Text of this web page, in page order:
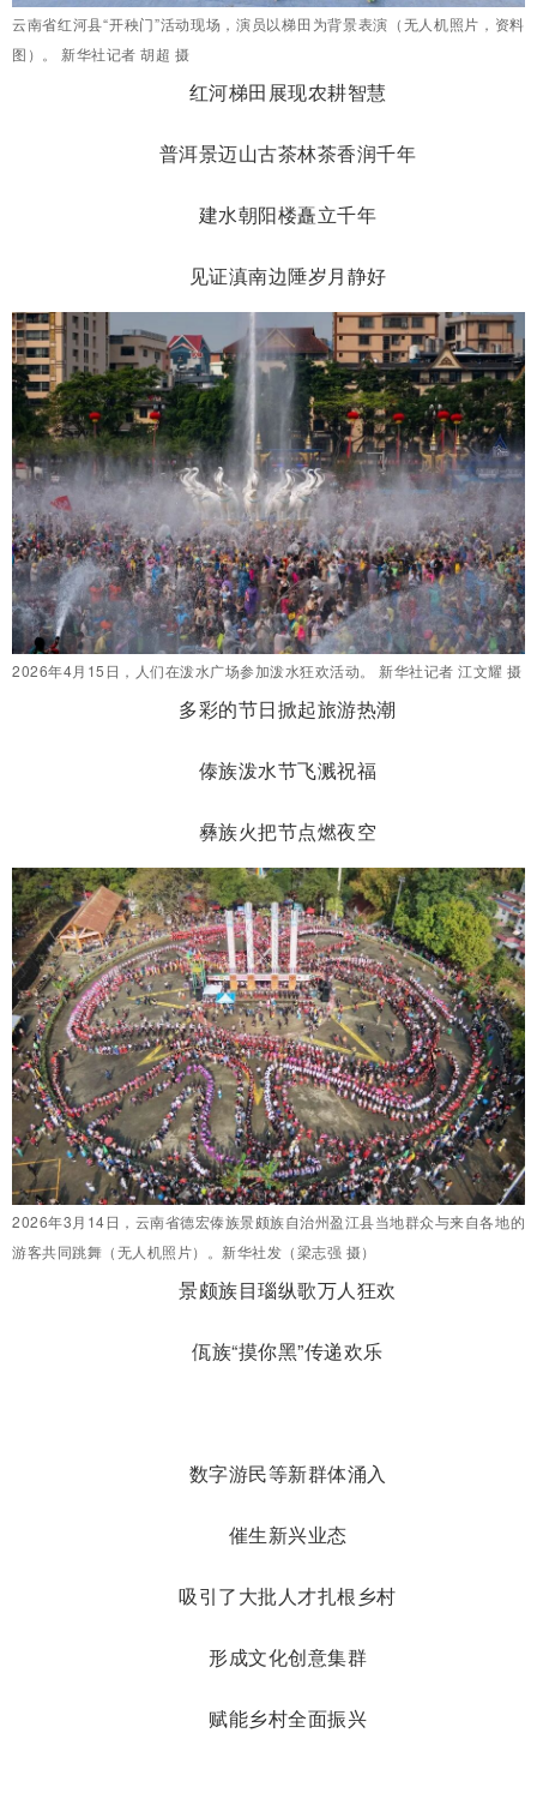
云南省红河县“开秧门”活动现场，演员以梯田为背景表演（无人机照片，资料
图）。 新华社记者 胡超 摄
红河梯田展现农耕智慧
普洱景迈山古茶林茶香润千年
建水朝阳楼矗立千年
见证滇南边陲岁月静好
2026年4月15日，人们在泼水广场参加泼水狂欢活动。 新华社记者 江文耀 摄
多彩的节日掀起旅游热潮
傣族泼水节飞溅祝福
彝族火把节点燃夜空
2026年3月14日，云南省德宏傣族景颇族自治州盈江县当地群众与来自各地的
游客共同跳舞（无人机照片）。新华社发（梁志强 摄）
景颇族目瑙纵歌万人狂欢
佤族“摸你黑”传递欢乐
数字游民等新群体涌入
催生新兴业态
吸引了大批人才扎根乡村
形成文化创意集群
赋能乡村全面振兴